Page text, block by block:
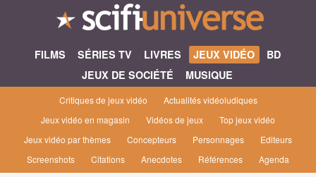
FILMS SÉRIES TV LIVRES JEUX VIDÉO
BD
JEUX DE SOCIÉTÉ
MUSIQUE
Critiques de jeux vidéo
Actualités vidéoludiques
Jeux vidéo en magasin
Vidéos de jeux
Top jeux vidéo
Jeux vidéo par thèmes
Concepteurs Personnages
Editeurs
Screenshots
Citations Anecdotes Références Agenda